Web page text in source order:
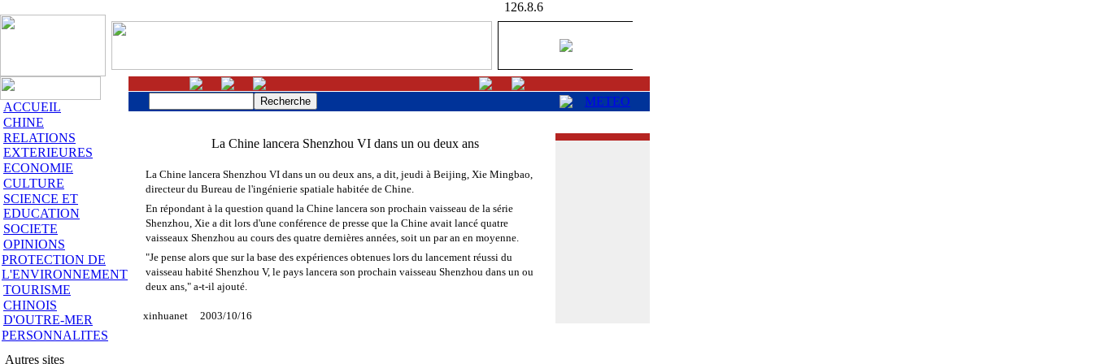
126.8.6
ACCUEIL
CHINE
RELATIONS
EXTERIEURES
ECONOMIE
CULTURE
SCIENCE ET
EDUCATION
SOCIETE
OPINIONS
PROTECTION DE
L'ENVIRONNEMENT
TOURISME
CHINOIS
D'OUTRE-MER
PERSONNALITES
Autres sites
METEO
La Chine lancera Shenzhou VI dans un ou deux ans
La Chine lancera Shenzhou VI dans un ou deux ans, a dit, jeudi à Beijing, Xie Mingbao,
directeur du Bureau de l'ingénierie spatiale habitée de Chine.
En répondant à la question quand la Chine lancera son prochain vaisseau de la série
Shenzhou, Xie a dit lors d'une conférence de presse que la Chine avait lancé quatre
vaisseaux Shenzhou au cours des quatre dernières années, soit un par an en moyenne.
"Je pense alors que sur la base des expériences obtenues lors du lancement réussi du
vaisseau habité Shenzhou V, le pays lancera son prochain vaisseau Shenzhou dans un ou
deux ans," a-t-il ajouté.
xinhuanet 2003/10/16